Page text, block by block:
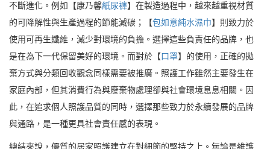
不斷進化。例如【康乃馨紙尿褲】在製造過程中，越來越重視材質
的可降解性與生產過程的節能減碳；【包如意純水濕巾】則致力於
使用可再生纖維，減少對環境的負擔。選擇這些負責任的品牌，也
是在為下一代保留美好的環境。而對於【口罩】的使用，正確的拋
棄方式與分類回收觀念同樣需要被推廣。照護工作雖然主要發生在
家庭內部，但其消費行為與廢棄物處理卻與社會環境息息相關。因
此，在追求個人照護品質的同時，選擇那些致力於永續發展的品牌
與通路，是一種更具社會責任感的表現。
總結來說，優質的居家照護建立在對細節的堅持之上。無論是維護